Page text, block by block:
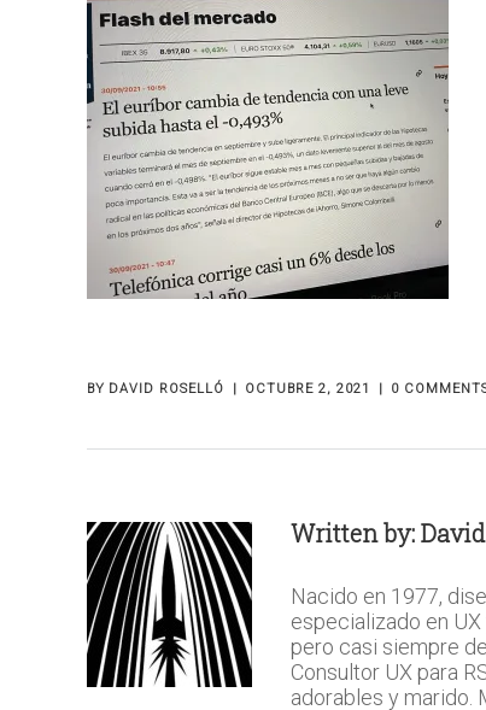
BY DAVID ROSELLÓ OCTUBRE 2, 2021 0
Written by:
Nacido en 1977,
especializado en
pero casi siempre
Consultor UX para
adorables y marido.